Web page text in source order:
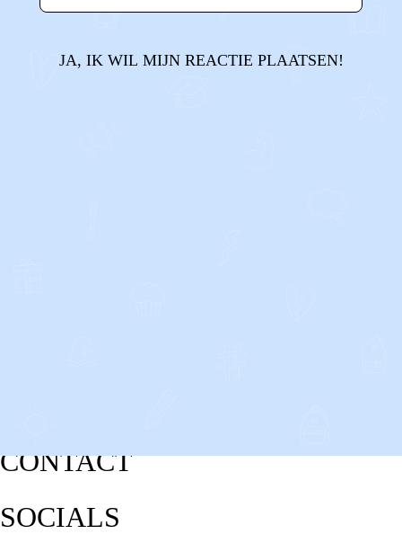
JA, IK WIL MIJN REACTIE PLAATSEN!
CONTACT
SOCIALS